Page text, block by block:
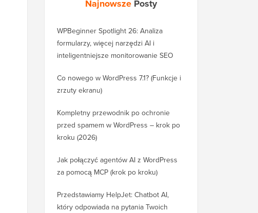
Najnowsze Posty
WPBeginner Spotlight 26: Analiza
formularzy, więcej narzędzi AI i
inteligentniejsze monitorowanie SEO
Co nowego w WordPress 7.1? (Funkcje i
zrzuty ekranu)
Kompletny przewodnik po ochronie
przed spamem w WordPress – krok po
kroku (2026)
Jak połączyć agentów AI z WordPress
za pomocą MCP (krok po kroku)
Przedstawiamy HelpJet: Chatbot AI,
który odpowiada na pytania Twoich